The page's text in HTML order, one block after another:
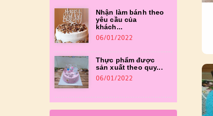
Nhận làm bánh theo
yêu cầu của
khách...
06/01/2022
Thực phẩm được
sản xuất theo quy...
06/01/2022